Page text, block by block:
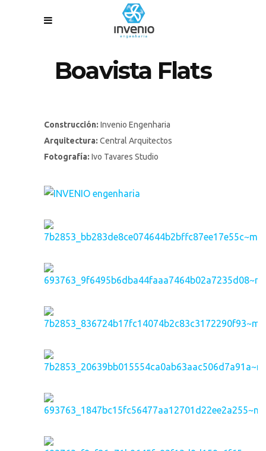
Boavista Flats
Construcción: Invenio Engenharia
Arquitectura: Central Arquitectos
Fotografía: Ivo Tavares Studio